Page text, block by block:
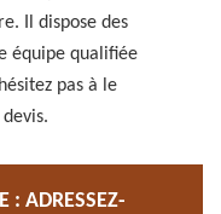
Il dispose des
équipe qualifiée
pas à le
: ADRESSEZ-